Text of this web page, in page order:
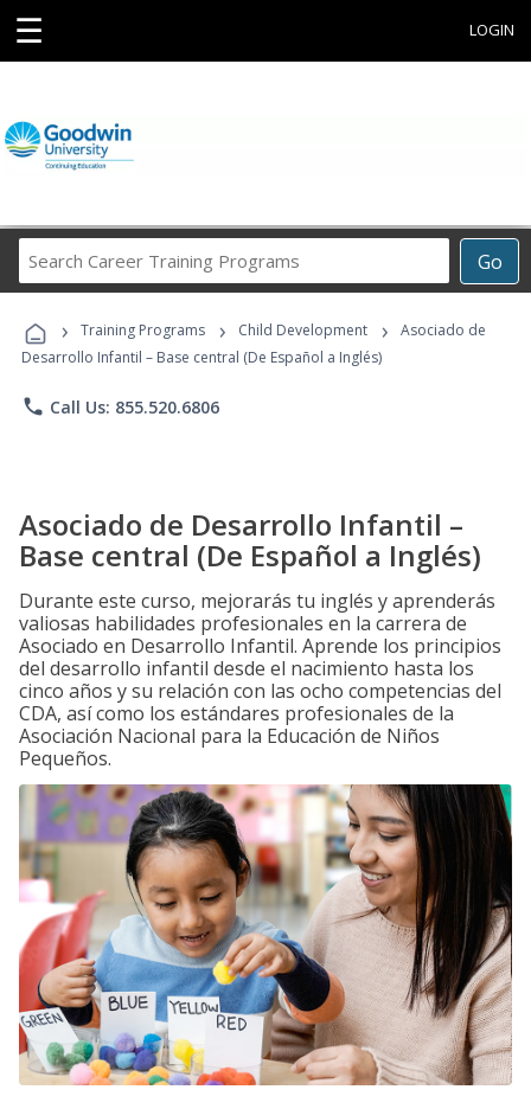
☰ LOGIN
Go
Career
Programs
› Training Programs › Child Development ›
Asociado de
Desarrollo Infantil – Base central (De Español a Inglés)
phone Call Us: 855.520.6806
Asociado de Desarrollo Infantil –
Base central (De Español a Inglés)
Durante este curso, mejorarás tu inglés y aprenderás
valiosas habilidades profesionales en la carrera de
Asociado en Desarrollo Infantil. Aprende los principios
del desarrollo infantil desde el nacimiento hasta los
cinco años y su relación con las ocho competencias del
CDA, así como los estándares profesionales de la
Asociación Nacional para la Educación de Niños
Pequeños.